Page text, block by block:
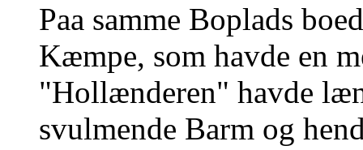
Paa samme Boplads
Kæmpe, som havde en
"Hollænderen" havde
svulmende Barm og